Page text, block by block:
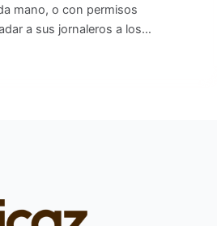
mano, o con permisos
a sus jornaleros a los…